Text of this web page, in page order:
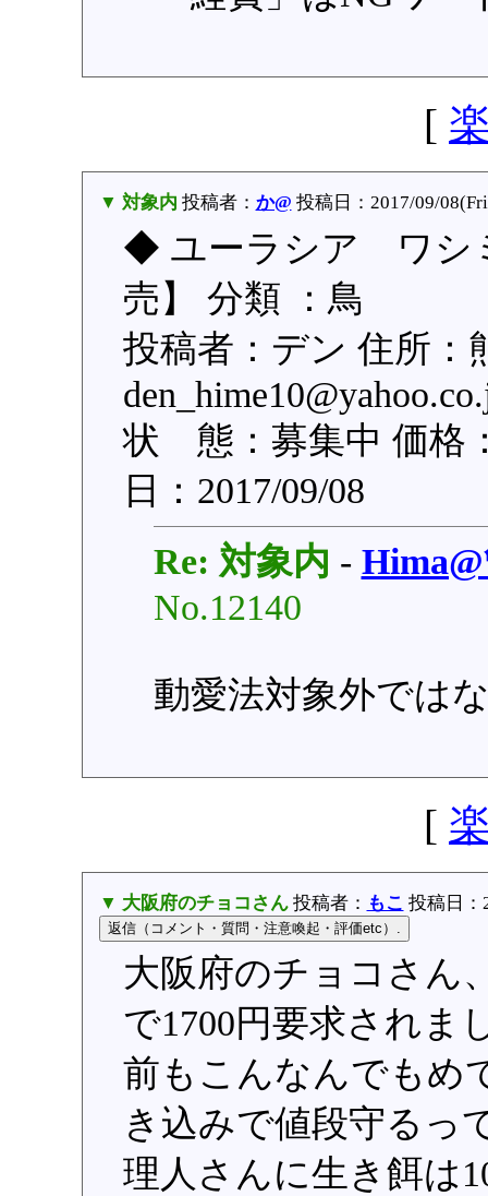
[
▼ 対象内 投稿者： か@ 投稿日：2017/09/
◆ ユーラシア ワシ
売】 分類 ：鳥
投稿者：デン 住所：
状 態：募集中 価格
日：2017/09/08
Re: 対象内 -
No.12140
動愛法対象外では
[
▼ 大阪府のチョコさん投稿者： もこ 投稿日：
大阪府のチョコさん
で1700円要求されま
前もこんなんでもめ
き込みで値段守るっ
理人さんに生き餌は